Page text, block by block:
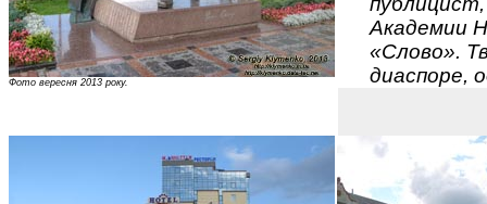
Фото вересня 2013 року.
Академии
«Слово».
диаспоре,